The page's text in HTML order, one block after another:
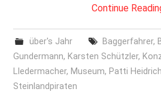
Continue
über's Jahr Baggerfahrer,
Gundermann, Karsten Schützler,
LIedermacher, Museum, Patti
Steinlandpiraten